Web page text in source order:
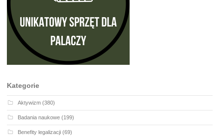
Kategorie
Aktywizm (380)
Badania naukowe (199)
Benefity legalizacji (69)